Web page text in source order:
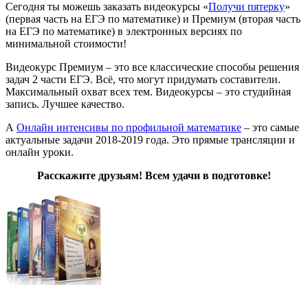
Сегодня ты можешь заказать видеокурсы «Получи пятерку»
(первая часть на ЕГЭ по математике) и Премиум (вторая часть
на ЕГЭ по математике) в электронных версиях по
минимальной стоимости!
Видеокурс Премиум – это все классические способы решения
задач 2 части ЕГЭ. Всё, что могут придумать составители.
Максимальный охват всех тем. Видеокурсы – это студийная
запись. Лучшее качество.
А Онлайн интенсивы по профильной математике – это самые
актуальные задачи 2018-2019 года. Это прямые трансляции и
онлайн уроки.
Расскажите друзьям! Всем удачи в подготовке!